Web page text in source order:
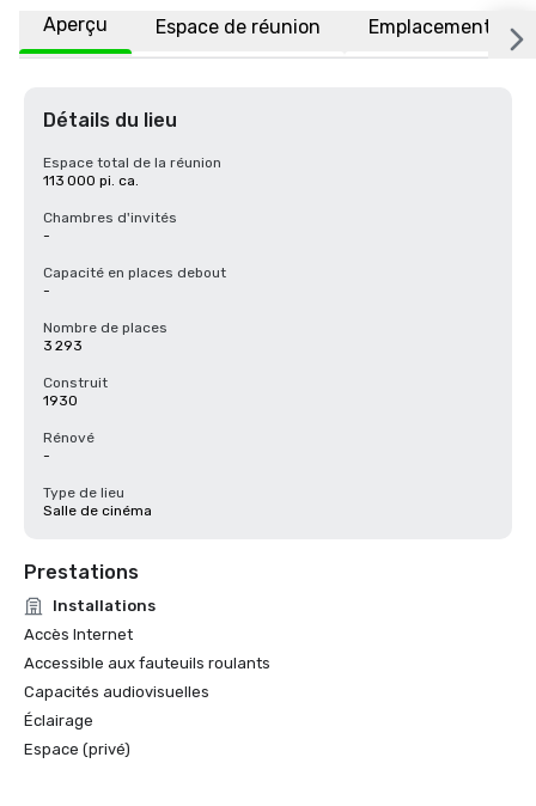
Aperçu Espace de réunion Emplacement
Détails du lieu
Espace total de la réunion
113 000 pi. ca.
Chambres d'invités
-
Capacité en places debout
-
Nombre de places
3 293
Construit
1930
Rénové
-
Type de lieu
Salle de cinéma
Prestations
Installations
Accès Internet
Accessible aux fauteuils roulants
Capacités audiovisuelles
Éclairage
Espace (privé)